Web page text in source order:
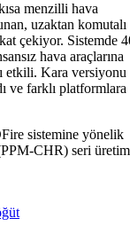
menzilli hava
uzaktan komutalı
çekiyor. Sistemde
hava araçlarına
etkili. Kara
ve farklı platformlara
sistemine yönelik
CHR) seri